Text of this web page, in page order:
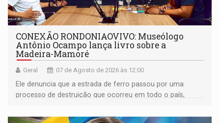
CONEXÃO RONDONIAOVIVO: Museólogo
Antônio Ocampo lança livro sobre a
Madeira-Mamoré
Geral 07 de Agosto de 2026 às 12:00
Ele denuncia que a estrada de ferro passou por uma
processo de destruição que ocorreu em todo o país,